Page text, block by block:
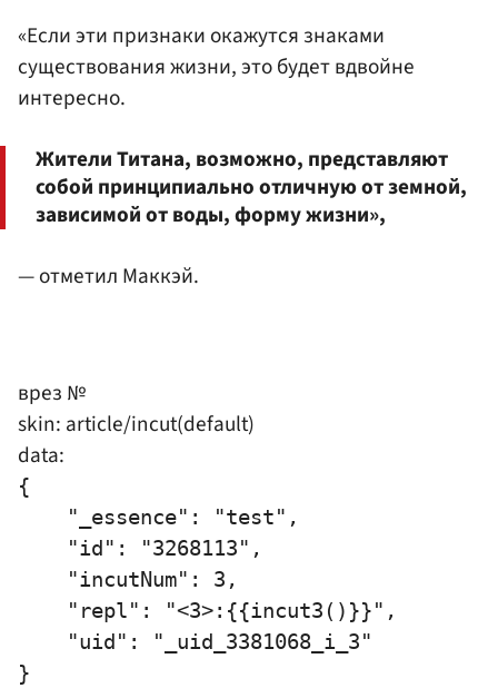
«Если эти признаки окажутся знаками
существования жизни, это будет вдвойне
интересно.
Жители Титана, возможно, представляют
собой принципиально отличную от земной,
зависимой от воды, форму жизни»,
— отметил Маккэй.
врез №
skin: article/incut(default)
data:
{
    "_essence": "test",
    "id": "3268113",
    "incutNum": 3,
    "repl": "<3>:{{incut3()}}",
    "uid": "_uid_3381068_i_3"